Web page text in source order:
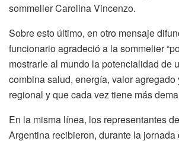
sommelier Carolina Vincenzo.
Sobre esto último, en otro mensaje
funcionario agradeció a la sommelier
mostrarle al mundo la potencialidad de
combina salud, energía, valor agregado
regional y que cada vez tiene más
En la misma línea, los representantes
Argentina recibieron, durante la jornada